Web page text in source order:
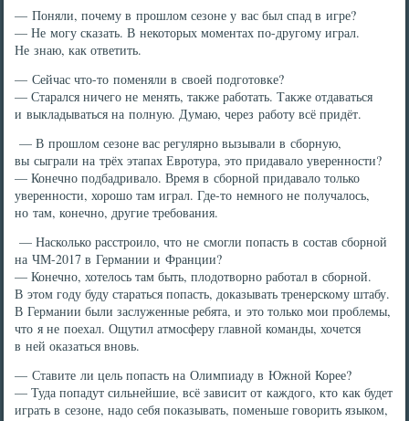
— Поняли, почему в прошлом сезоне у вас был спад в игре?
— Не могу сказать. В некоторых моментах по-другому играл.
Не знаю, как ответить.
— Сейчас что-то поменяли в своей подготовке?
— Старался ничего не менять, также работать. Также отдаваться
и выкладываться на полную. Думаю, через работу всё придёт.
— В прошлом сезоне вас регулярно вызывали в сборную,
вы сыграли на трёх этапах Евротура, это придавало уверенности?
— Конечно подбадривало. Время в сборной придавало только
уверенности, хорошо там играл. Где-то немного не получалось,
но там, конечно, другие требования.
— Насколько расстроило, что не смогли попасть в состав сборной
на ЧМ-2017 в Германии и Франции?
— Конечно, хотелось там быть, плодотворно работал в сборной.
В этом году буду стараться попасть, доказывать тренерскому штабу.
В Германии были заслуженные ребята, и это только мои проблемы,
что я не поехал. Ощутил атмосферу главной команды, хочется
в ней оказаться вновь.
— Ставите ли цель попасть на Олимпиаду в Южной Корее?
— Туда попадут сильнейшие, всё зависит от каждого, кто как будет
играть в сезоне, надо себя показывать, поменьше говорить языком,